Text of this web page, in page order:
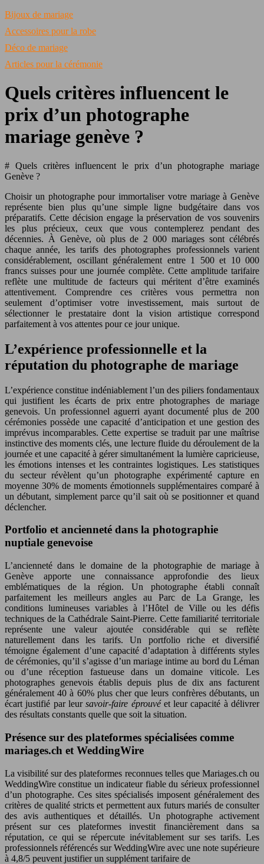
Bijoux de mariage
Accessoires pour la robe
Déco de mariage
Articles pour la cérémonie
Quels critères influencent le
prix d’un photographe
mariage genève ?
# Quels critères influencent le prix d’un photographe mariage
Genève ?
Choisir un photographe pour immortaliser votre mariage à Genève
représente bien plus qu’une simple ligne budgétaire dans vos
préparatifs. Cette décision engage la préservation de vos souvenirs
les plus précieux, ceux que vous contemplerez pendant des
décennies. À Genève, où plus de 2 000 mariages sont célébrés
chaque année, les tarifs des photographes professionnels varient
considérablement, oscillant généralement entre 1 500 et 10 000
francs suisses pour une journée complète. Cette amplitude tarifaire
reflète une multitude de facteurs qui méritent d’être examinés
attentivement. Comprendre ces critères vous permettra non
seulement d’optimiser votre investissement, mais surtout de
sélectionner le prestataire dont la vision artistique correspond
parfaitement à vos attentes pour ce jour unique.
L’expérience professionnelle et la
réputation du photographe de mariage
L’expérience constitue indéniablement l’un des piliers fondamentaux
qui justifient les écarts de prix entre photographes de mariage
genevois. Un professionnel aguerri ayant documenté plus de 200
cérémonies possède une capacité d’anticipation et une gestion des
imprévus incomparables. Cette expertise se traduit par une maîtrise
instinctive des moments clés, une lecture fluide du déroulement de la
journée et une capacité à gérer simultanément la lumière capricieuse,
les émotions intenses et les contraintes logistiques. Les statistiques
du secteur révèlent qu’un photographe expérimenté capture en
moyenne 30% de moments émotionnels supplémentaires comparé à
un débutant, simplement parce qu’il sait où se positionner et quand
déclencher.
Portfolio et ancienneté dans la photographie
nuptiale genevoise
L’ancienneté dans le domaine de la photographie de mariage à
Genève apporte une connaissance approfondie des lieux
emblématiques de la région. Un photographe établi connaît
parfaitement les meilleurs angles au Parc de La Grange, les
conditions lumineuses variables à l’Hôtel de Ville ou les défis
techniques de la Cathédrale Saint-Pierre. Cette familiarité territoriale
représente une valeur ajoutée considérable qui se reflète
naturellement dans les tarifs. Un portfolio riche et diversifié
témoigne également d’une capacité d’adaptation à différents styles
de cérémonies, qu’il s’agisse d’un mariage intime au bord du Léman
ou d’une réception fastueuse dans un domaine viticole. Les
photographes genevois établis depuis plus de dix ans facturent
généralement 40 à 60% plus cher que leurs confrères débutants, un
écart justifié par leursavoir-faire éprouvéet leur capacité à délivrer
des résultats constants quelle que soit la situation.
Présence sur des plateformes spécialisées comme
mariages.ch et WeddingWire
La visibilité sur des plateformes reconnues telles que Mariages.ch ou
WeddingWire constitue un indicateur fiable du sérieux professionnel
d’un photographe. Ces sites spécialisés imposent généralement des
critères de qualité stricts et permettent aux futurs mariés de consulter
des avis authentiques et détaillés. Un photographe activement
présent sur ces plateformes investit financièrement dans sa
réputation, ce qui se répercute inévitablement sur ses tarifs. Les
professionnels référencés sur WeddingWire avec une note supérieure
à 4,8/5 peuvent justifier un supplément tarifaire de